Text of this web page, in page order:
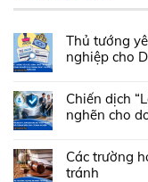
Thủ tướng
nghiệp cho
Chiến dịch
nghẽn cho
Các trường
tránh